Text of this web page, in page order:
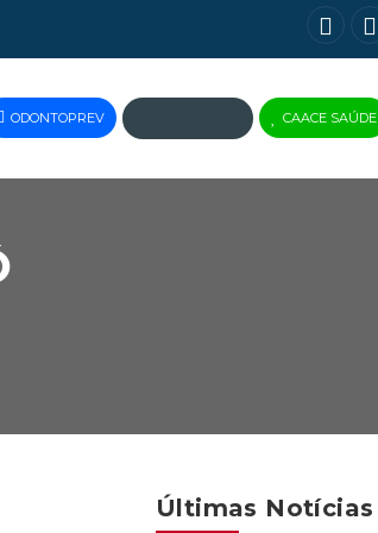
ODONTOPREV
JUS
CAACE SAÚDE
Últimas Notícias